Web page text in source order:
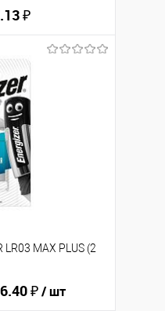
₽
В избранное
LR03 MAX PLUS (2
₽/ шт